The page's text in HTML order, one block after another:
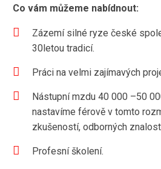
Co vám můžeme nabídnout:
Zázemí silné ryze české
30letou tradicí.
Práci na velmi zajímavých
Nástupní mzdu 40 000 –50
nastavíme férově v tomto
zkušeností, odborných
Profesní školení.